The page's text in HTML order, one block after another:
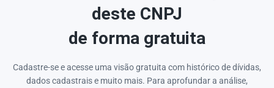
deste CNPJ
de forma gratuita
Cadastre-se e acesse uma visão gratuita com histórico de dívidas,
dados cadastrais e muito mais. Para aprofundar a análise,